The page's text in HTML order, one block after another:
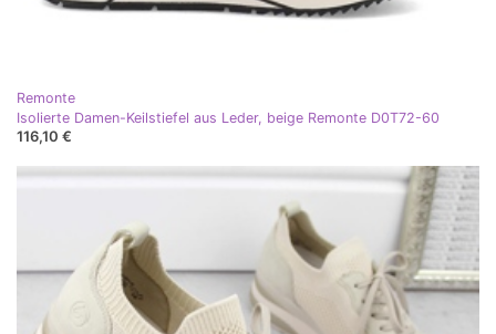
Remonte
Isolierte Damen-Keilstiefel aus Leder, beige Remonte D0T72-60
116,10 €